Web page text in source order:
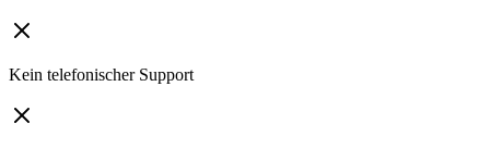
Kein telefonischer Support